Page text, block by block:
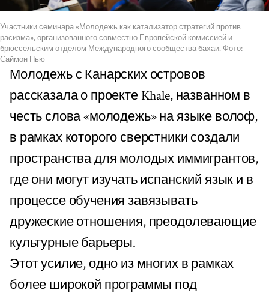
Участники семинара «Молодежь как катализатор стратегий против
расизма», организованного совместно Европейской комиссией и
брюссельским отделом Международного сообщества бахаи. Фото:
Саймон Пью
Молодежь с Канарских островов
рассказала о проекте Khale, названном в
честь слова «молодежь» на языке волоф,
в рамках которого сверстники создали
пространства для молодых иммигрантов,
где они могут изучать испанский язык и в
процессе обучения завязывать
дружеские отношения, преодолевающие
культурные барьеры.
Этот усилие, одно из многих в рамках
более широкой программы под